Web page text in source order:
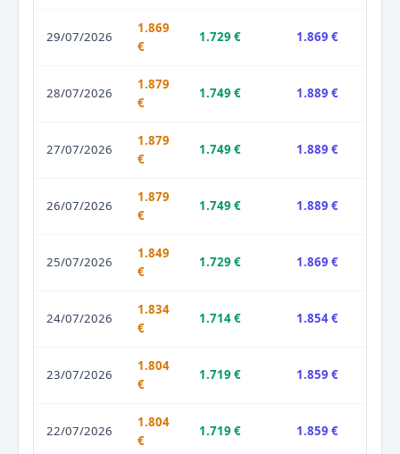
29/07/2026
1.869
€
1.729 € 1.869 €
28/07/2026
1.879
€
1.749 € 1.889 €
27/07/2026
1.879
€
1.749 € 1.889 €
26/07/2026
1.879
€
1.749 € 1.889 €
25/07/2026
1.849
€
1.729 € 1.869 €
24/07/2026
1.834
€
1.714 € 1.854 €
23/07/2026
1.804
€
1.719 € 1.859 €
22/07/2026
1.804
€
1.719 € 1.859 €